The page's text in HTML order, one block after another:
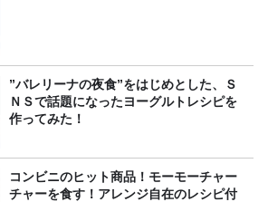
”バレリーナの夜食”をはじめとした、Ｓ
ＮＳで話題になったヨーグルトレシピを
作ってみた！
コンビニのヒット商品！モーモーチャー
チャーを食す！アレンジ自在のレシピ付